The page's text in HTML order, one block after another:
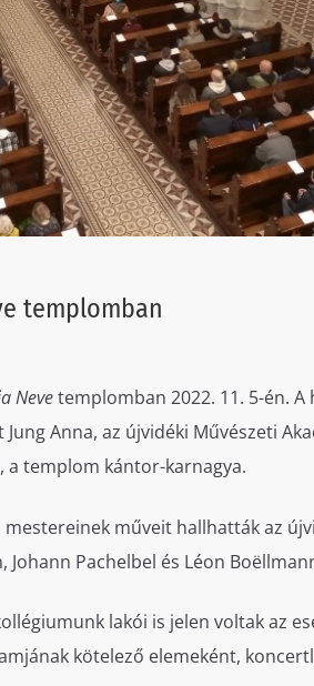
templomban
Nevetemplomban 2022. 11. 5-én.
Anna, az újvidéki Művészeti
a templom kántor-karnagya.
műveit hallhatták az
Pachelbel és Léon
lakói is jelen voltak az
kötelező elemeként,